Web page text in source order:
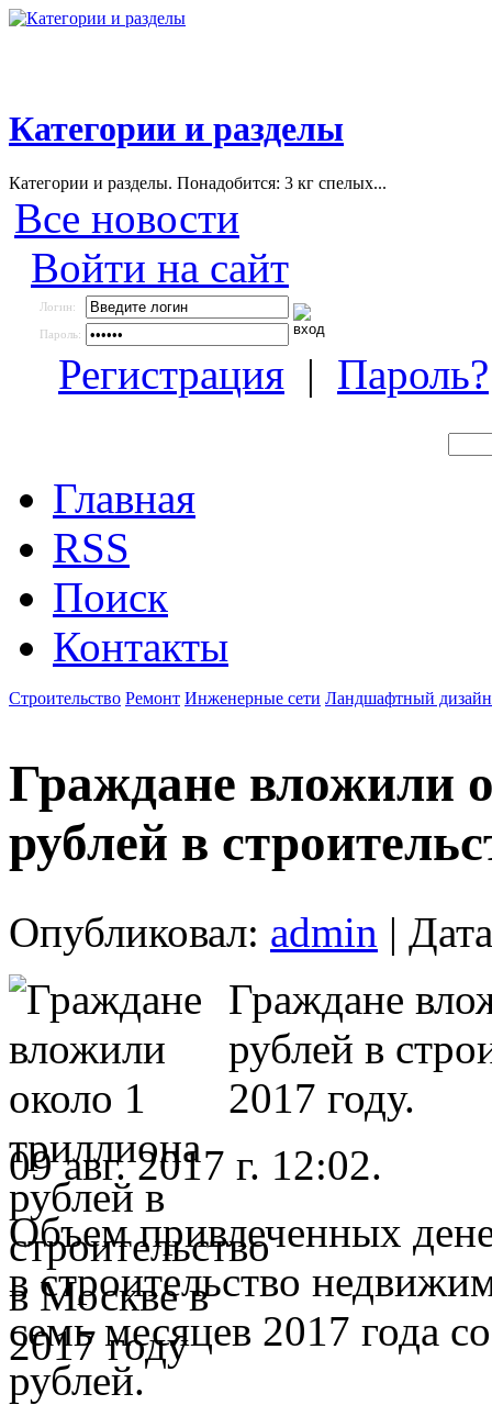
Категории и разделы
Категории и разделы. Понадобится: 3 кг спелых...
Все новости
Войти на сайт
Логин:
Пароль:
Регистрация | Пароль?
Главная
RSS
Поиск
Контакты
Строительство Ремонт Инженерные сети Ландшафтный дизайн
Граждане вложили
рублей в
Опубликовал: admin |
Граждане
рублей в
2017 году.
09 авг. 2017 г. 12:02.
Объем привлеченных
в строительство
семь месяцев 2017 года
рублей.